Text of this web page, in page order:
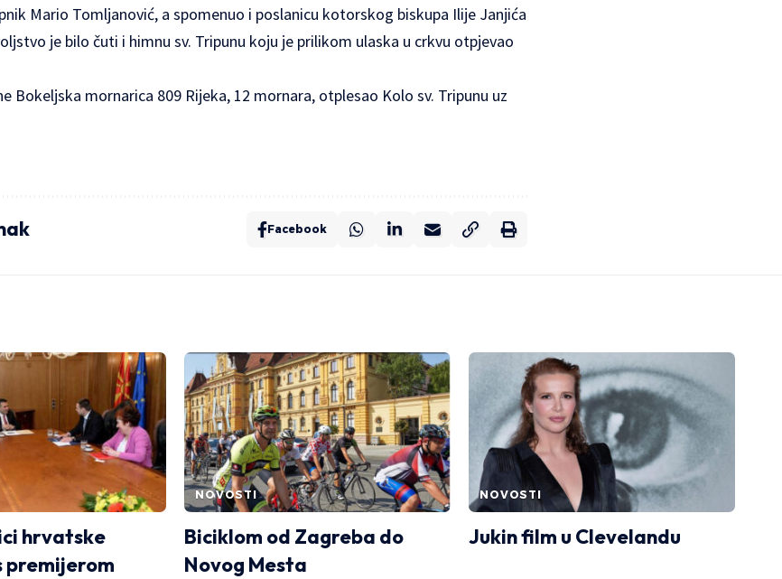
Mario Tomljanović, a spomenuo i poslanicu kotorskog biskupa Ilije Janjića
je bilo čuti i himnu sv. Tripunu koju je prilikom ulaska u crkvu otpjevao
Bokeljska mornarica 809 Rijeka, 12 mornara, otplesao Kolo sv. Tripunu uz
Facebook
hrvatske
premijerom
NOVOSTI
Biciklom od Zagreba do
Novog Mesta
NOVOSTI
Jukin film u Clevelandu